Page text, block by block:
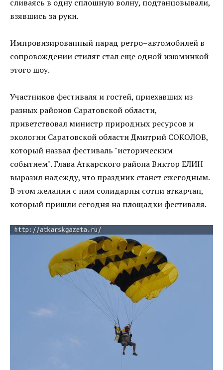
сливаясь в одну сплошную волну, подтанцовывали,
взявшись за руки.
Импровизированный парад ретро–автомобилей в
сопровождении стиляг стал еще одной изюминкой
этого шоу.
Участников фестиваля и гостей, приехавших из
разных районов Саратовской области,
приветствовал министр природных ресурсов и
экологии Саратовской области Дмитрий СОКОЛОВ,
который назвал фестиваль "историческим
событием". Глава Аткарского района Виктор ЕЛИН
выразил надежду, что праздник станет ежегодным.
В этом желании с ним солидарны сотни аткарчан,
который пришли сегодня на площадки фестиваля.